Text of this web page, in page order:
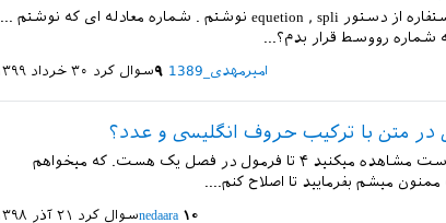
سلام یه معادله چند سطری با استفاره از دستور equetion , spli نوشتم . شماره معادله ای که نوشتم ...
رووسط قرار بدم؟...
سوال کرد ۳۰ خرداد ۱۳۹۹ امیرمهدی_1389 ۹
متن با ترکیب حروف انگلیسی و عدد؟
سلام. همان طور که در فایل پیوست مشاهده میکنید ۴ تا فرمول در فصل یک هست. که میخواهم
میشم بفرمایید تا اصلاح کنم....
سوال کرد ۲۱ آذر ۱۳۹۸ nedaara ۱۰